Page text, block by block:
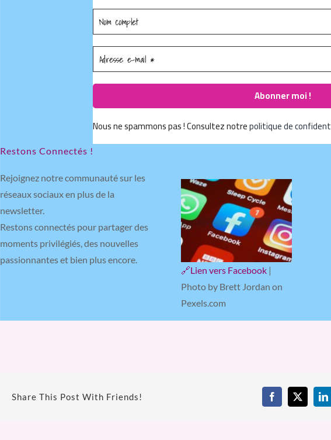
Nous ne spammons pas ! Consultez notrepolitique de
Restons Connectés !
Rejoignez notre communauté sur les
réseaux sociaux en plus de la
newsletter.
Restons connectés pour partager des
moments privilégiés, des nouvelles
passionnantes et bien plus encore.
🔗Lien vers Facebook |
Photo by Brett Jordan on
Pexels.com
Share This Post With Friends! Facebook
X